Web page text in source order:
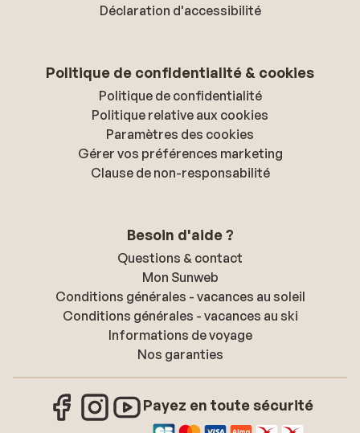
Déclaration d'accessibilité
Politique de confidentialité & cookies
Politique de confidentialité
Politique relative aux cookies
Paramètres des cookies
Gérer vos préférences marketing
Clause de non-responsabilité
Besoin d'aide ?
Questions & contact
Mon Sunweb
Conditions générales - vacances au soleil
Conditions générales - vacances au ski
Informations de voyage
Nos garanties
Payez en toute sécurité